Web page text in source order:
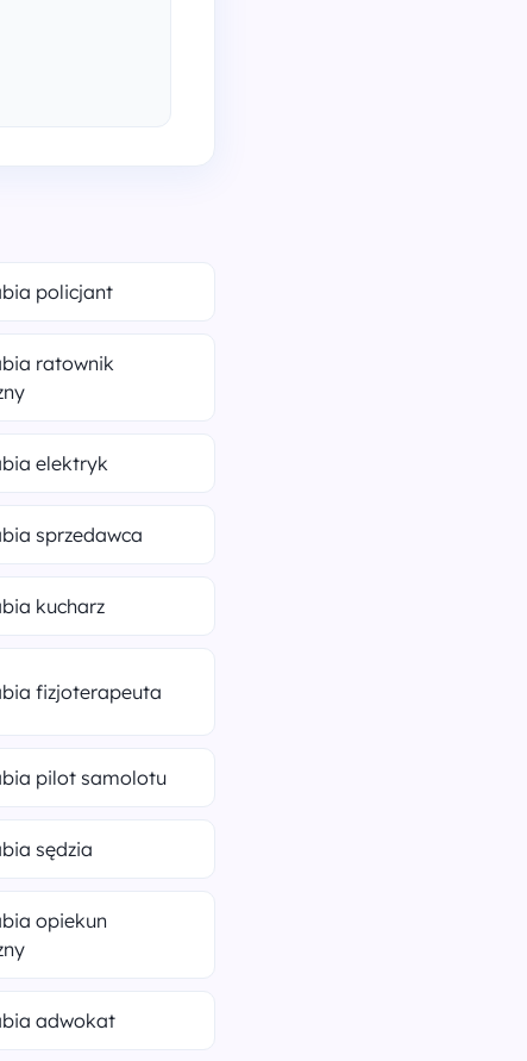
policjant
ratownik
elektryk
sprzedawca
kucharz
fizjoterapeuta
pilot samolotu
sędzia
opiekun
adwokat